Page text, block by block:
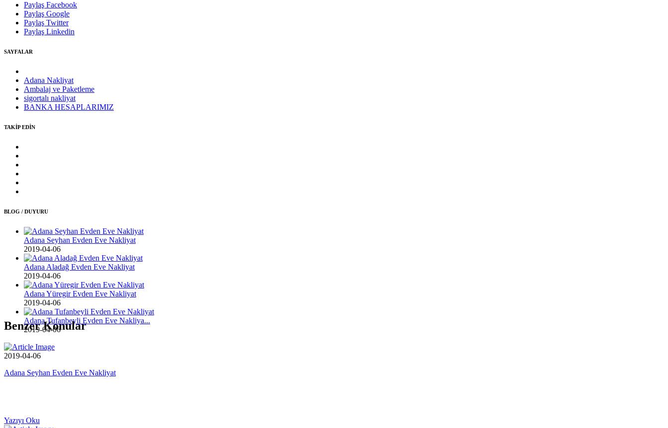
Paylaş Facebook
Paylaş Google
Paylaş Twitter
Paylaş Linkedin
SAYFALAR
Adana Nakliyat
Ambalaj ve Paketleme
sigortalı nakliyat
BANKA HESAPLARIMIZ
TAKİP EDİN
BLOG / DUYURU
Adana Seyhan Evden Eve Nakliyat
2019-04-06
Adana Aladağ Evden Eve Nakliyat
2019-04-06
Adana Yüregir Evden Eve Nakliyat
2019-04-06
Adana Tufanbeyli Evden Eve Nakliya...
2019-04-06
Benzer Konular
2019-04-06
Adana Seyhan Evden Eve Nakliyat
Yazıyı Oku